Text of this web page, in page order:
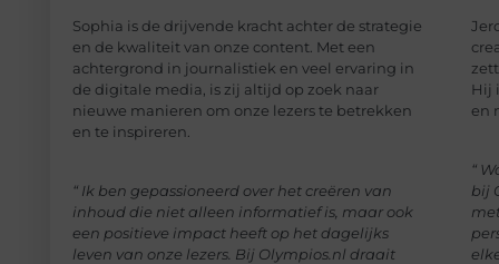
Sophia is de drijvende kracht achter de strategie
en de kwaliteit van onze content. Met een
achtergrond in journalistiek en veel ervaring in
de digitale media, is zij altijd op zoek naar
nieuwe manieren om onze lezers te betrekken
en te inspireren.
“ Ik ben gepassioneerd over het creëren van
inhoud die niet alleen informatief is, maar ook
een positieve impact heeft op het dagelijks
leven van onze lezers. Bij Olympios.nl draait
Hij
en
“
bij